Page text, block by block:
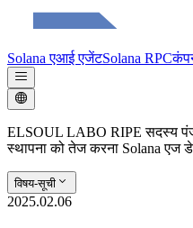
Solana एआई एजेंटSolana RPC
ELSOUL LABO RIPE सदस्य
स्थापना को तेज करना Solana एज
विषय-सूची
2025.02.06